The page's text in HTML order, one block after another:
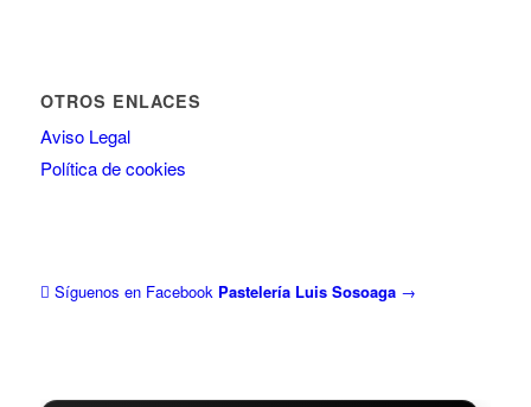
OTROS ENLACES
Aviso Legal
Política de cookies
Síguenos en Facebook Pastelería Luis Sosoaga →